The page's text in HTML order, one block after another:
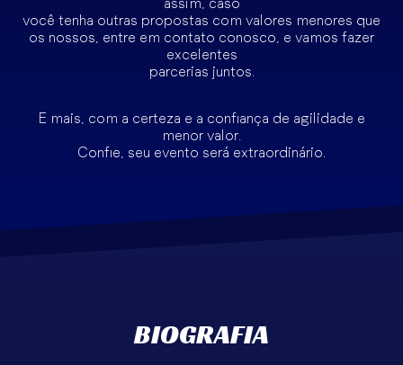
você tenha outras propostas com valores menores que
os nossos, entre em contato conosco, e vamos fazer
excelentes
parcerias juntos.
E mais, com a certeza e a confiança de agilidade e
menor valor.
Confie, seu evento será extraordinário.
BIOGRAFIA